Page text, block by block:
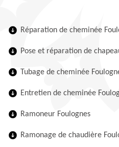
Réparation de cheminée
Pose et réparation de
Tubage de cheminée
Entretien de cheminée
Ramoneur Foulognes
Ramonage de chaudière